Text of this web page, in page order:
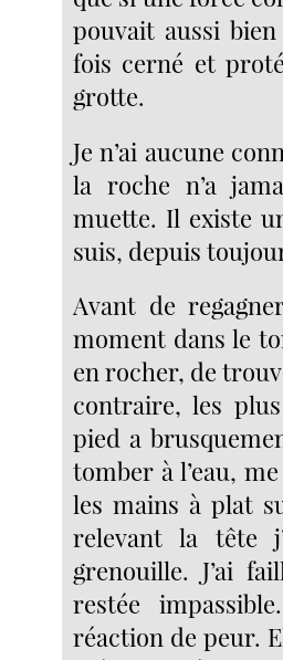
pouvait aussi
fois cerné et
grotte.
Je n’ai aucune
la roche n’a
muette. Il existe
suis, depuis
Avant de
moment dans le
en rocher, de
contraire, les
pied a
tomber à l’eau,
les mains à plat
relevant la tête
grenouille. J’ai
restée
réaction de peur.